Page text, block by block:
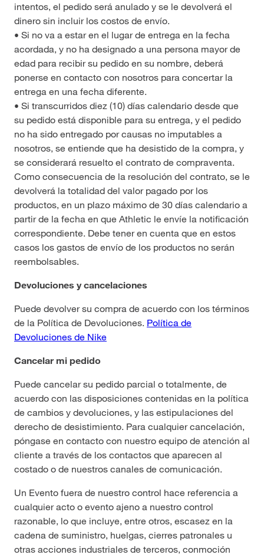
intentos, el pedido será anulado y se le devolverá el
dinero sin incluir los costos de envío.
• Si no va a estar en el lugar de entrega en la fecha
acordada, y no ha designado a una persona mayor de
edad para recibir su pedido en su nombre, deberá
ponerse en contacto con nosotros para concertar la
entrega en una fecha diferente.
• Si transcurridos diez (10) días calendario desde que
su pedido está disponible para su entrega, y el pedido
no ha sido entregado por causas no imputables a
nosotros, se entiende que ha desistido de la compra, y
se considerará resuelto el contrato de compraventa.
Como consecuencia de la resolución del contrato, se le
devolverá la totalidad del valor pagado por los
productos, en un plazo máximo de 30 días calendario a
partir de la fecha en que Athletic le envíe la notificación
correspondiente. Debe tener en cuenta que en estos
casos los gastos de envío de los productos no serán
reembolsables.
Devoluciones y cancelaciones
Puede devolver su compra de acuerdo con los términos
de la Política de Devoluciones. Política de
Devoluciones de Nike
Cancelar mi pedido
Puede cancelar su pedido parcial o totalmente, de
acuerdo con las disposiciones contenidas en la política
de cambios y devoluciones, y las estipulaciones del
derecho de desistimiento. Para cualquier cancelación,
póngase en contacto con nuestro equipo de atención al
cliente a través de los contactos que aparecen al
costado o de nuestros canales de comunicación.
Un Evento fuera de nuestro control hace referencia a
cualquier acto o evento ajeno a nuestro control
razonable, lo que incluye, entre otros, escasez en la
cadena de suministro, huelgas, cierres patronales u
otras acciones industriales de terceros, conmoción